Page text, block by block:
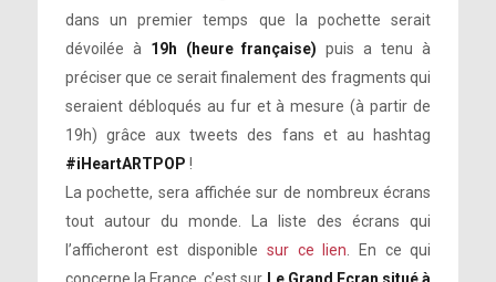
dans un premier temps que la pochette serait
dévoilée à 19h (heure française) puis a tenu à
préciser que ce serait finalement des fragments qui
seraient débloqués au fur et à mesure (à partir de
19h) grâce aux tweets des fans et au hashtag
#iHeartARTPOP !
La pochette, sera affichée sur de nombreux écrans
tout autour du monde. La liste des écrans qui
l’afficheront est disponible sur ce lien . En ce qui
concerne la France, c’est sur Le Grand Ecran situé à